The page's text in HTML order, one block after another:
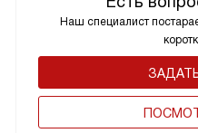
Наш специалист